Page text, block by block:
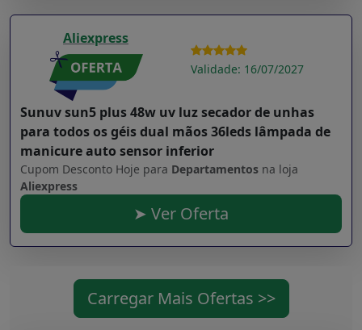
Aliexpress
Validade: 16/07/2027
Sunuv sun5 plus 48w uv luz secador de unhas
para todos os géis dual mãos 36leds lâmpada de
manicure auto sensor inferior
Cupom Desconto Hoje para Departamentos na loja
Aliexpress
➤ Ver Oferta
Carregar Mais Ofertas >>